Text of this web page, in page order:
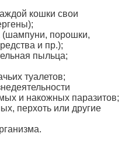
кошки свои
(шампуни, порошки,
и пр.);
пыльца;
туалетов;
и накожных паразитов;
перхоть или другие